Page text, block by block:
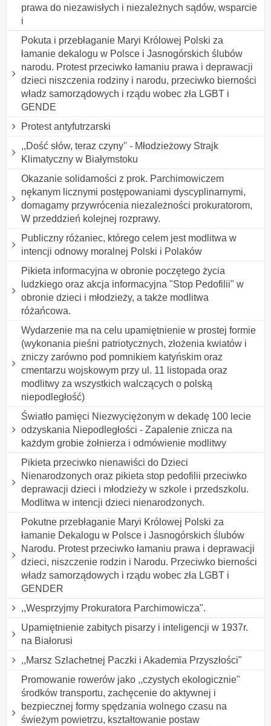
prawa do niezawisłych i niezależnych sądów, wsparcie
i
Pokuta i przebłaganie Maryi Królowej Polski za
łamanie dekalogu w Polsce i Jasnogórskich ślubów
narodu. Protest przeciwko łamaniu prawa i deprawacji
dzieci niszczenia rodziny i narodu, przeciwko bierności
władz samorządowych i rządu wobec zła LGBT i
GENDE
Protest antyfutrzarski
,,Dość słów, teraz czyny'' - Młodzieżowy Strajk
Klimatyczny w Białymstoku
Okazanie solidarności z prok. Parchimowiczem
nękanym licznymi postępowaniami dyscyplinarnymi,
domagamy przywrócenia niezależności prokuratorom,
W przeddzień kolejnej rozprawy.
Publiczny różaniec, którego celem jest modlitwa w
intencji odnowy moralnej Polski i Polaków
Pikieta informacyjna w obronie poczętego życia
ludzkiego oraz akcja informacyjna "Stop Pedofilii" w
obronie dzieci i młodzieży, a także modlitwa
różańcowa.
Wydarzenie ma na celu upamiętnienie w prostej formie
(wykonania pieśni patriotycznych, złożenia kwiatów i
zniczy zarówno pod pomnikiem katyńskim oraz
cmentarzu wojskowym przy ul. 11 listopada oraz
modlitwy za wszystkich walczących o polską
niepodległość)
Światło pamięci Niezwyciężonym w dekadę 100 lecie
odzyskania Niepodległości - Zapalenie znicza na
każdym grobie żołnierza i odmówienie modlitwy
Pikieta przeciwko nienawiści do Dzieci
Nienarodzonych oraz pikieta stop pedofilii przeciwko
deprawacji dzieci i młodzieży w szkole i przedszkolu.
Modlitwa w intencji dzieci nienarodzonych.
Pokutne przebłaganie Maryi Królowej Polski za
łamanie Dekalogu w Polsce i Jasnogórskich ślubów
Narodu. Protest przeciwko łamaniu prawa i deprawacji
dzieci, niszczenie rodzin i Narodu. Przeciwko bierności
władz samorządowych i rządu wobec zła LGBT i
GENDER
,,Wesprzyjmy Prokuratora Parchimowicza".
Upamiętnienie zabitych pisarzy i inteligencji w 1937r.
na Białorusi
,,Marsz Szlachetnej Paczki i Akademia Przyszłości"
Promowanie rowerów jako ,,czystych ekologicznie"
środków transportu, zachęcenie do aktywnej i
bezpiecznej formy spędzania wolnego czasu na
świeżym powietrzu, kształtowanie postaw